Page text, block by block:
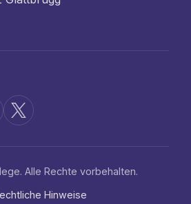
Alle Rechte vorbehalten.
Hinweise